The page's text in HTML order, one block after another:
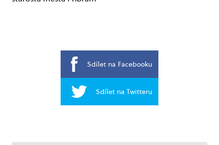
Sdílet na Facebooku
Sdílet na Twitteru